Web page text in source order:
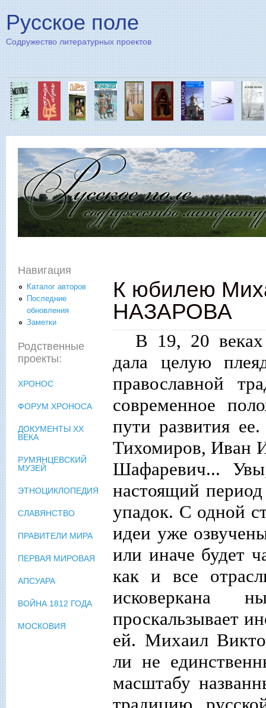
Русское поле
Содружество литературных проектов
К юбилею
НАЗАРОВА
В 19, 20 веках
дала целую
православной
современное
пути развития
Тихомиров, Иван
Шафаревич...
настоящий
упадок. С одной
идеи уже
или иначе будет
как и все
исковеркана
проскальзывает
ей. Михаил
ли не
масштабу
Навигация
Каталог авторов
Последние
обновления
Заметки
Родственные
проекты:
ХРОНОС
ФОРУМ ХРОНОСА
ДОКУМЕНТЫ XX
ВЕКА
РУМЯНЦЕВСКИЙ
МУЗЕЙ
ЭТНОЦИКЛОПЕДИЯ
СЛАВЯНСТВО
ПРАВИТЕЛИ МИРА
ПЕРВАЯ МИРОВАЯ
АПСУАРА
ВОЙНА 1812 ГОДА
МОСКОВИЯ